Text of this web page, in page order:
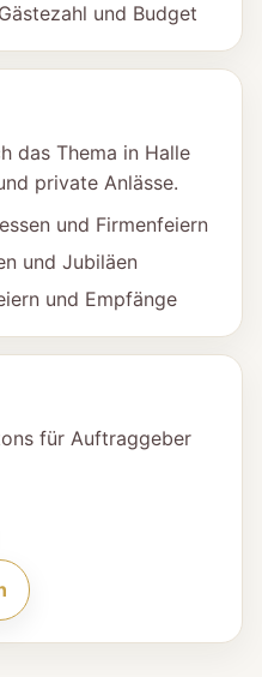
und Budget
das Thema in Halle
private Anlässe.
und Firmenfeiern
und Jubiläen
und Empfänge
für Auftraggeber